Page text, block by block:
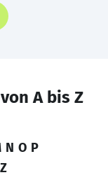
A bis Z
N O P
Z